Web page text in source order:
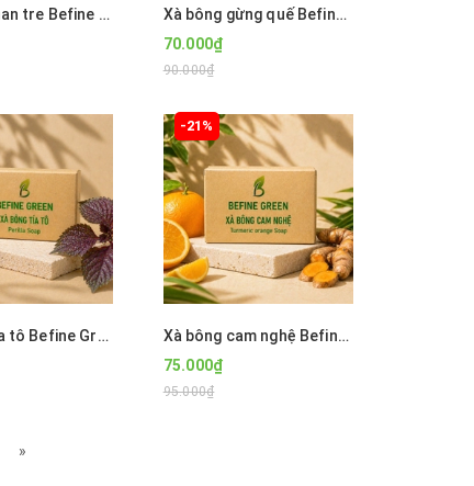
Xà bông than tre Befine Green
Xà bông gừng quế Befine Green
70.000₫
90.000₫
Xà bông tía tô Befine Green
-21%
Xà bông cam nghệ Befine Green
75.000₫
95.000₫
»